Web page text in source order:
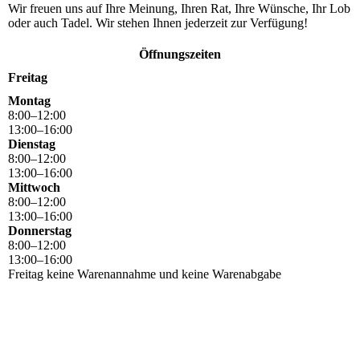
Wir freuen uns auf Ihre Meinung, Ihren Rat, Ihre Wünsche, Ihr Lob
oder auch Tadel. Wir stehen Ihnen jederzeit zur Verfügung!
Öffnungszeiten
Freitag
Montag
8:00–12:00
13:00–16:00
Dienstag
8:00–12:00
13:00–16:00
Mittwoch
8:00–12:00
13:00–16:00
Donnerstag
8:00–12:00
13:00–16:00
Freitag keine Warenannahme und keine Warenabgabe